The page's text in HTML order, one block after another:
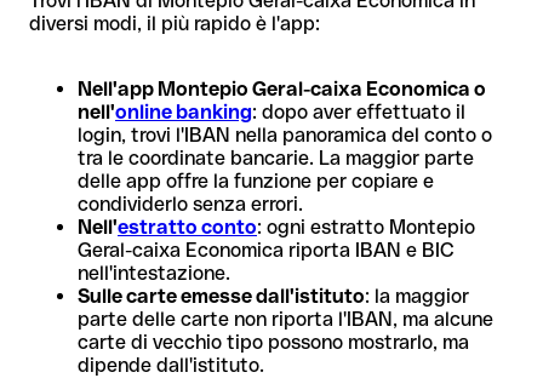
diversi modi, il più rapido è l'app:
Nell'app Montepio Geral-caixa Economica o
nell'online banking: dopo aver effettuato il
login, trovi l'IBAN nella panoramica del conto o
tra le coordinate bancarie. La maggior parte
delle app offre la funzione per copiare e
condividerlo senza errori.
Nell'estratto conto: ogni estratto Montepio
Geral-caixa Economica riporta IBAN e BIC
nell'intestazione.
Sulle carte emesse dall'istituto: la maggior
parte delle carte non riporta l'IBAN, ma alcune
carte di vecchio tipo possono mostrarlo, ma
dipende dall'istituto.